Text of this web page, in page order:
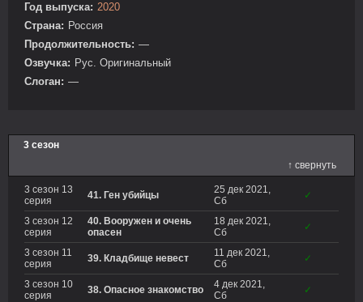
Год выпуска: 2020
Страна: Россия
Продолжительность: —
Озвучка: Рус. Оригинальный
Слоган: —
3 сезон
↑ свернуть
3 сезон 13
серия
41. Ген убийцы
25 дек 2021,
Сб
✓
3 сезон 12
серия
40. Вооружен и очень
опасен
18 дек 2021,
Сб
✓
3 сезон 11
серия
39. Кладбище невест
11 дек 2021,
Сб
✓
3 сезон 10
серия
38. Опасное знакомство
4 дек 2021,
Сб
✓